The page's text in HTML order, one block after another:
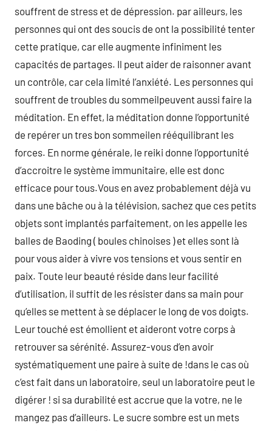
souffrent de stress et de dépression. par ailleurs, les
personnes qui ont des soucis de ont la possibilité tenter
cette pratique, car elle augmente infiniment les
capacités de partages. Il peut aider de raisonner avant
un contrôle, car cela limité l’anxiété. Les personnes qui
souffrent de troubles du sommeilpeuvent aussi faire la
méditation. En effet, la méditation donne l’opportunité
de repérer un tres bon sommeilen rééquilibrant les
forces. En norme générale, le reiki donne l’opportunité
d’accroitre le système immunitaire, elle est donc
efficace pour tous.Vous en avez probablement déjà vu
dans une bâche ou à la télévision, sachez que ces petits
objets sont implantés parfaitement, on les appelle les
balles de Baoding ( boules chinoises ) et elles sont là
pour vous aider à vivre vos tensions et vous sentir en
paix. Toute leur beauté réside dans leur facilité
d’utilisation, il suffit de les résister dans sa main pour
qu’elles se mettent à se déplacer le long de vos doigts.
Leur touché est émollient et aideront votre corps à
retrouver sa sérénité. Assurez-vous d’en avoir
systématiquement une paire à suite de !dans le cas où
c’est fait dans un laboratoire, seul un laboratoire peut le
digérer ! si sa durabilité est accrue que la votre, ne le
mangez pas d’ailleurs. Le sucre sombre est un mets